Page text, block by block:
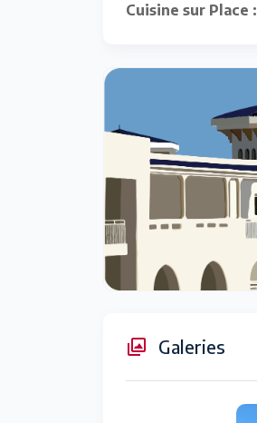
Cuisine sur Place :
Galeries